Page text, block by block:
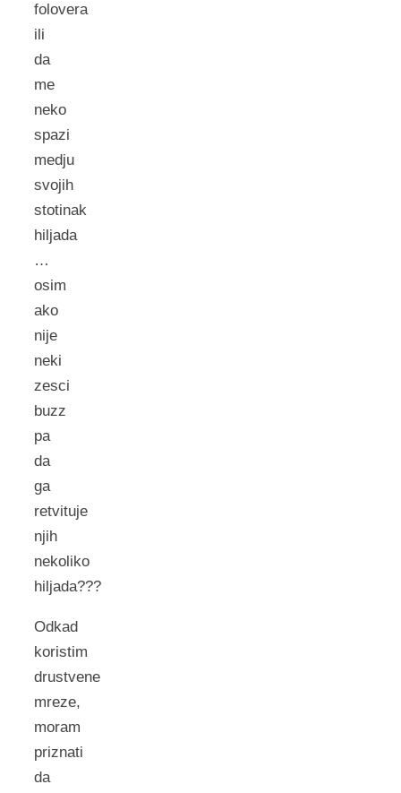
folovera
ili
da
me
neko
spazi
medju
svojih
stotinak
hiljada
…
osim
ako
nije
neki
zesci
buzz
pa
da
ga
retvituje
njih
nekoliko
hiljada???
Odkad
koristim
drustvene
mreze,
moram
priznati
da